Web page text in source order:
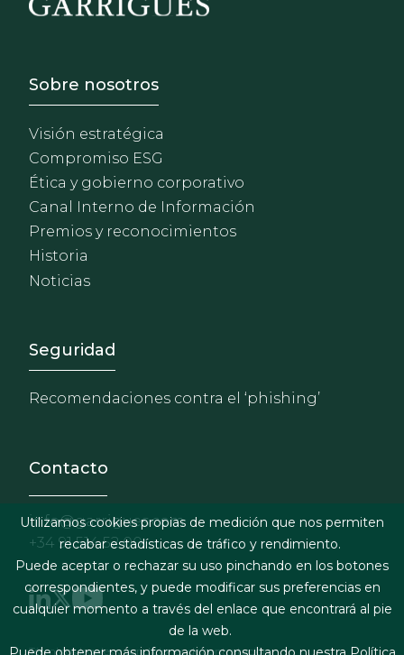
Footer - Sobre Nosotros
Sobre nosotros
Visión estratégica
Compromiso ESG
Ética y gobierno corporativo
Canal Interno de Información
Premios y reconocimientos
Historia
Noticias
Footer - Extranet y
Seguridad
Recomendaciones contra el ‘phishing’
Contacto
info@garrigues.com
+34 91 514 52 00
Términos legales y condiciones de contratación
Utilizamos cookies propias de medición que nos permiten
recabar estadísticas de tráfico y rendimiento.
Puede aceptar o rechazar su uso pinchando en los botones
correspondientes, y puede modificar sus preferencias en
cualquier momento a través del enlace que encontrará al pie
de la web.